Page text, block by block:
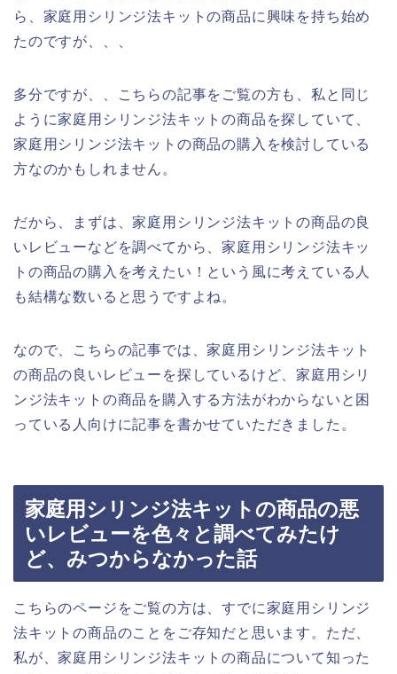
ら、家庭用シリンジ法キットの商品に興味を持ち始め
たのですが、、、
多分ですが、、こちらの記事をご覧の方も、私と同じ
ように家庭用シリンジ法キットの商品を探していて、
家庭用シリンジ法キットの商品の購入を検討している
方なのかもしれません。
だから、まずは、家庭用シリンジ法キットの商品の良
いレビューなどを調べてから、家庭用シリンジ法キッ
トの商品の購入を考えたい！という風に考えている人
も結構な数いると思うですよね。
なので、こちらの記事では、家庭用シリンジ法キット
の商品の良いレビューを探しているけど、家庭用シリ
ンジ法キットの商品を購入する方法がわからないと困
っている人向けに記事を書かせていただきました。
家庭用シリンジ法キットの商品の悪
いレビューを色々と調べてみたけ
ど、みつからなかった話
こちらのページをご覧の方は、すでに家庭用シリンジ
法キットの商品のことをご存知だと思います。ただ、
私が、家庭用シリンジ法キットの商品について知った